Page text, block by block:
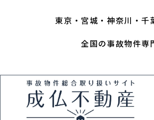
東京
宮城 神奈川 千
全国の事故物件専